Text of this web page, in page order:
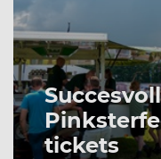
tickets